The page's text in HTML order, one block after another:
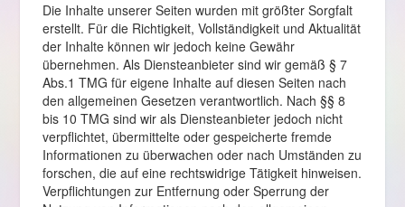
Die Inhalte unserer Seiten wurden mit größter Sorgfalt
erstellt. Für die Richtigkeit, Vollständigkeit und Aktualität
der Inhalte können wir jedoch keine Gewähr
übernehmen. Als Diensteanbieter sind wir gemäß § 7
Abs.1 TMG für eigene Inhalte auf diesen Seiten nach
den allgemeinen Gesetzen verantwortlich. Nach §§ 8
bis 10 TMG sind wir als Diensteanbieter jedoch nicht
verpflichtet, übermittelte oder gespeicherte fremde
Informationen zu überwachen oder nach Umständen zu
forschen, die auf eine rechtswidrige Tätigkeit hinweisen.
Verpflichtungen zur Entfernung oder Sperrung der